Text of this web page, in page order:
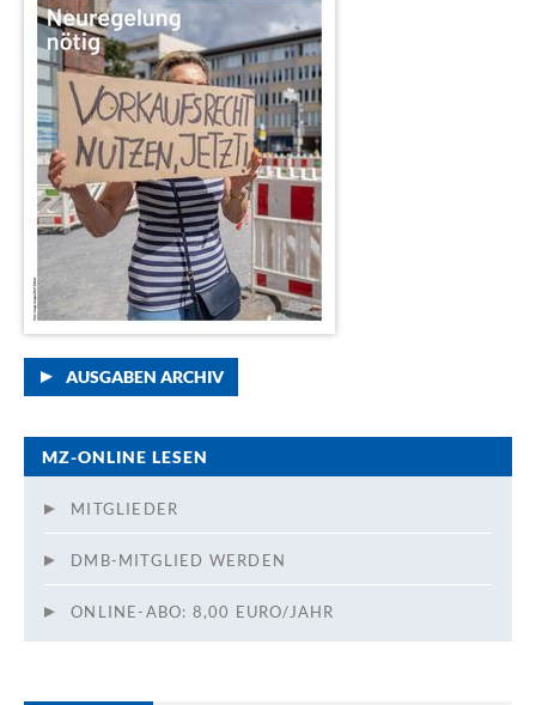
AUSGABEN ARCHIV
MZ-ONLINE LESEN
MITGLIEDER
DMB-MITGLIED WERDEN
ONLINE-ABO: 8,00 EURO/JAHR